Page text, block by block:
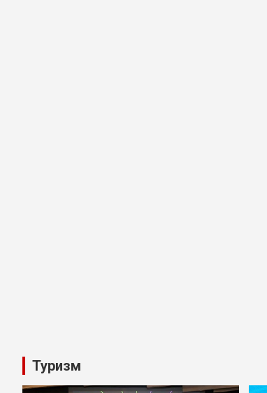
Туризм